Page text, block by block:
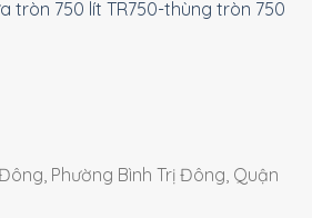
tròn 750 lít TR750-thùng tròn 750
Phường Bình Trị Đông, Quận